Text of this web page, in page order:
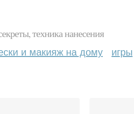
техника нанесения
и макияж на дому игры